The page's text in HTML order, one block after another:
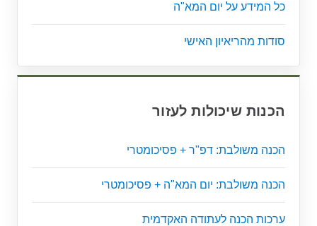
כל המידע על יום המא"ה
סודות מהריאיון האישי
הכנות שיכולות לעזור
הכנה משולבת: דפ"ר + פסיכומטרי
הכנה משולבת: יום המא"ה + פסיכומטרי
ערכות הכנה לעתודה האקדמית